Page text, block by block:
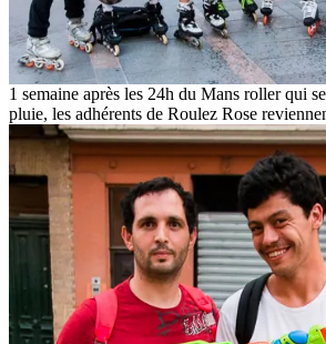
1 semaine après les 24h du Mans roller qui
pluie, les adhérents de Roulez Rose